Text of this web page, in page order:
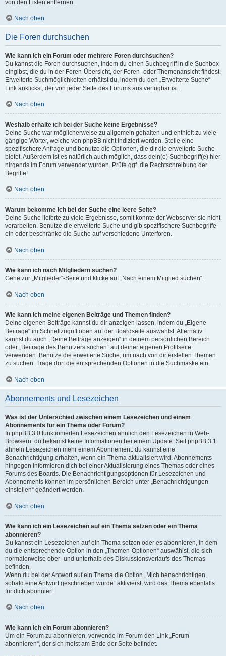
von den Listen entfernen.
Nach oben
Die Foren durchsuchen
Wie kann ich ein Forum oder mehrere Foren durchsuchen?
Du kannst die Foren durchsuchen, indem du einen Suchbegriff in die Suchbox
eingibst, die du in der Foren-Übersicht, der Foren- oder Themenansicht findest.
Erweiterte Suchmöglichkeiten erhältst du, indem du den „Erweiterte Suche“-
Link anklickst, der von jeder Seite des Forums aus verfügbar ist.
Nach oben
Weshalb erhalte ich bei der Suche keine Ergebnisse?
Deine Suche war möglicherweise zu allgemein gehalten und enthielt zu viele
gängige Wörter, welche von phpBB nicht indiziert werden. Stelle eine
spezifischere Anfrage und benutze die Optionen, die dir die erweiterte Suche
bietet. Außerdem ist es natürlich auch möglich, dass dein(e) Suchbegriff(e) hier
nirgends im Forum verwendet wurden. Prüfe ggf. die Rechtschreibung der
Begriffe!
Nach oben
Warum bekomme ich bei der Suche eine leere Seite?
Deine Suche lieferte zu viele Ergebnisse, somit konnte der Webserver sie nicht
verarbeiten. Benutze die erweiterte Suche und gib spezifischere Suchbegriffe
ein oder beschränke die Suche auf verschiedene Unterforen.
Nach oben
Wie kann ich nach Mitgliedern suchen?
Gehe zur „Mitglieder“-Seite und klicke auf „Nach einem Mitglied suchen“.
Nach oben
Wie kann ich meine eigenen Beiträge und Themen finden?
Deine eigenen Beiträge kannst du dir anzeigen lassen, indem du „Eigene
Beiträge“ im Schnellzugriff oben auf der Boardseite auswählst. Alternativ
kannst du auch „Deine Beiträge anzeigen“ in deinem persönlichen Bereich
oder „Beiträge des Benutzers suchen“ auf deiner eigenen Profilseite
verwenden. Benutze die erweiterte Suche, um nach von dir erstellen Themen
zu suchen. Trage dort die entsprechenden Optionen in die Suchmaske ein.
Nach oben
Abonnements und Lesezeichen
Was ist der Unterschied zwischen einem Lesezeichen und einem
Abonnements für ein Thema oder Forum?
In phpBB 3.0 funktionierten Lesezeichen ähnlich den Lesezeichen in Web-
Browsern: du bekamst keine Informationen bei einem Update. Seit phpBB 3.1
ähneln Lesezeichen mehr einem Abonnement: du kannst eine
Benachrichtigung erhalten, wenn ein Thema aktualisiert wird. Abonnements
hingegen informieren dich bei einer Aktualisierung eines Themas oder eines
Forums des Boards. Die Benachrichtigungsoptionen für Lesezeichen und
Abonnements können im persönlichen Bereich unter „Benachrichtigungen
einstellen“ geändert werden.
Nach oben
Wie kann ich ein Lesezeichen auf ein Thema setzen oder ein Thema
abonnieren?
Du kannst ein Lesezeichen auf ein Thema setzen oder es abonnieren, in dem
du die entsprechende Option in den „Themen-Optionen“ auswählst, die sich
normalerweise ober- und unterhalb des Diskussionsverlaufs des Themas
befinden.
Wenn du bei der Antwort auf ein Thema die Option „Mich benachrichtigen,
sobald eine Antwort geschrieben wurde“ aktivierst, wird das Thema ebenfalls
für dich abonniert.
Nach oben
Wie kann ich ein Forum abonnieren?
Um ein Forum zu abonnieren, verwende im Forum den Link „Forum
abonnieren“, der sich meist am Ende der Seite befindet.